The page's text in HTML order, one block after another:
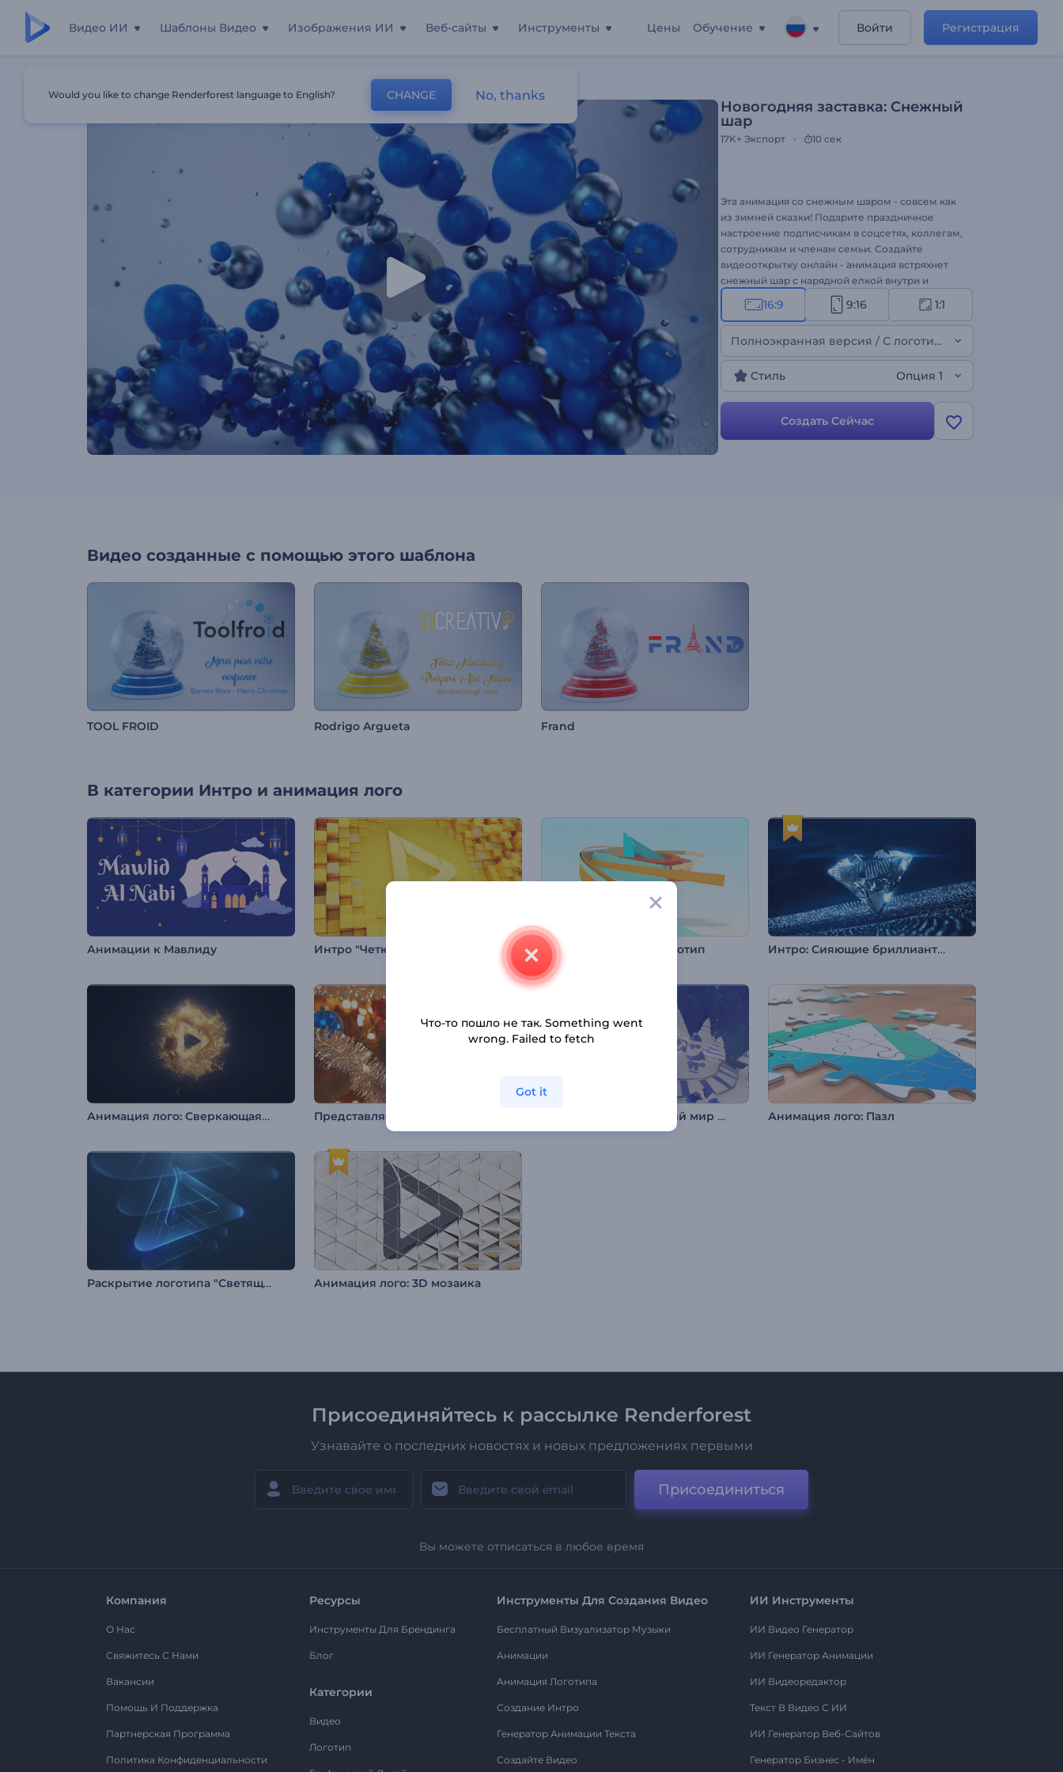
Видео ИИ Шаблоны Видео Изображения ИИ Веб-сайты Инструменты Цены Обучение Войти Регистрация
Новогодняя заставка: Снежный
шар
17K+ Экспорт 10 сек
Эта анимация со снежным шаром - совсем как
из зимней сказки! Подарите праздничное
настроение подписчикам в соцсетях, коллегам,
сотрудникам и членам семьи. Создайте
видеооткрытку онлайн - анимация встряхнет
снежный шар с нарядной елкой внутри и
порадует получателей!
16:9 9:16 1:1
Полноэкранная версия / С логотипом
Стиль Опция 1
Создать Сейчас
Видео созданные с помощью этого шаблона
TOOL FROID Rodrigo Argueta Frand
В категории Интро и анимация лого
Анимации к Мавлиду Набор: Простой 3D-логотип Интро: Сияющие бриллианты галактики
Анимация лого: Сверкающая волна из частиц Анимация лого: Зимний мир чудес Анимация лого: Пазл
Раскрытие логотипа "Светящиеся слои" Анимация лого: 3D мозаика
Присоединяйтесь к рассылке Renderforest
Узнавайте о последних новостях и новых предложениях первыми
Присоединиться
Вы можете отписаться в любое время
Компания
О Нас
Свяжитесь С Нами
Вакансии
Помощь И Поддержка
Партнерская Программа
Политика Конфиденциальности
Ресурсы
Инструменты Для Брендинга
Блог
Категории
Видео
Логотип
Инструменты Для Создания Видео
Бесплатный Визуализатор Музыки
Анимации
Анимация Логотипа
Создание Интро
Генератор Анимации Текста
Создайте Видео
ИИ Инструменты
ИИ Видео Генератор
ИИ Генератор Анимации
ИИ Видеоредактор
Текст В Видео С ИИ
ИИ Генератор Веб-Сайтов
Генератор Бизнес - Имён
Would you like to change Renderforest language to English? CHANGE No, thanks
Что-то пошло не так. Something went
wrong. Failed to fetch
Got it